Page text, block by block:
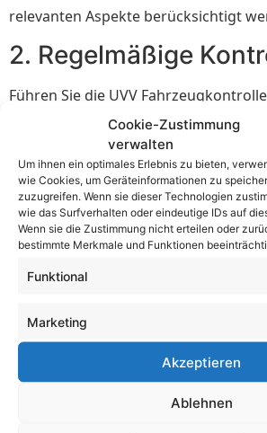
Cookie-Zustimmung
verwalten
Um ihnen ein optimales Erlebnis zu bieten,
wie Cookies, um Geräteinformationen zu
zuzugreifen. Wenn sie dieser Technologien
wie das Surfverhalten oder eindeutige IDs auf
Wenn sie die Zustimmung nicht erteilen oder
bestimmte Merkmale und Funktionen
Funktional
Marketing
Akzeptieren
Ablehnen
relevanten Aspekte berücksichtigt
2. Regelmäßige
Führen Sie die UVV
durch, um sicherzustellen, dass alle
sicheren Zustand sind. Bestimmen
Zeitplan für die Kontrollen und
3. Dokumentation:
Halten Sie eine genaue
und eventuelle festgestellte Mängel.
Anforderungen zu erfüllen und den
Zustand der Fahrzeuge zu behalten.
4. Priorisierung der